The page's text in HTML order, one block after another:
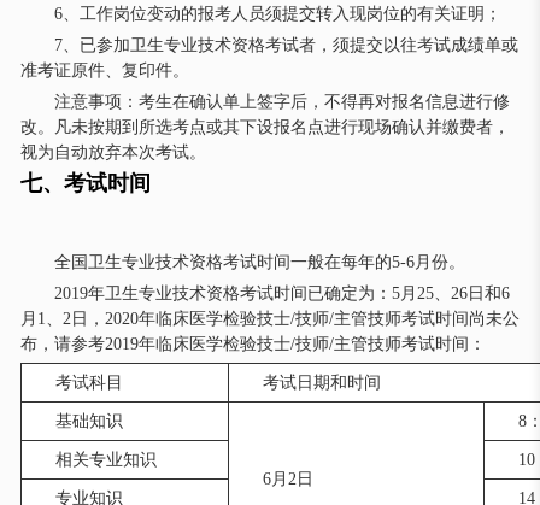
6、工作岗位变动的报考人员须提交转入现岗位的有关证明；
7、已参加卫生专业技术资格考试者，须提交以往考试成绩单或
准考证原件、复印件。
注意事项：考生在确认单上签字后，不得再对报名信息进行修
改。凡未按期到所选考点或其下设报名点进行现场确认并缴费者，
视为自动放弃本次考试。
七、考试时间
全国卫生专业技术资格考试时间一般在每年的5-6月份。
2019年卫生专业技术资格考试时间已确定为：5月25、26日和6
月1、2日，2020年临床医学检验技士/技师/主管技师考试时间尚未公
布，请参考2019年临床医学检验技士/技师/主管技师考试时间：
考试科目 考试日期和时间
基础知识
6月2日
8
相关专业知识 10
专业知识 14